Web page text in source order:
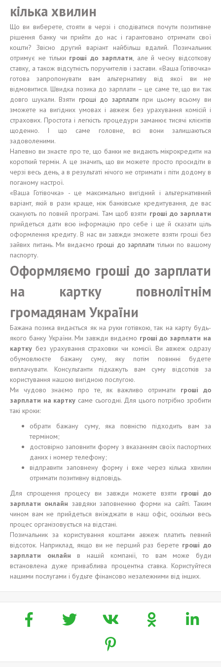
кілька хвилин
Що ви виберете, стояти в черзі і сподіватися почути позитивне
рішення банку чи прийти до нас і гарантовано отримати свої
кошти? Звісно другий варіант найбільш вдалий. Позичальник
отримує не тільки гроші до зарплати, але й чесну відсоткову
ставку, а також відсутність поручителів і застави. «Ваша Готівочка»
готова запропонувати вам альтернативу від якої ви не
відмовитися. Швидка позика до зарплати – це саме те, що ви так
довго шукали. Взяти гроші до зарплати при цьому всьому ви
зможете на вигідних умовах і авжеж без урахування комісій і
страхових. Простота і легкість процедури заманює тисячі клієнтів
щоденно. І що саме головне, всі вони залишаються
задоволеними.
Напевно ви знаєте про те, що банки не видають мікрокредити на
короткий термін. А це значить, що ви можете просто просидіти в
черзі весь день, а в результаті нічого не отримати і піти додому в
поганому настрої.
«Ваша Готівочка» - це максимально вигідний і альтернативний
варіант, якій в рази краще, ніж банківське кредитування, де вас
сканують по повній програмі. Там щоб взяти гроші до зарплати
прийдеться дати всю інформацію про себе і ще й сказати ціль
оформлення кредиту. В нас ви завжди зможете взяти гроші без
зайвих питань. Ми видаємогроші до зарплати тільки по вашому
паспорту.
Оформляємо гроші до зарплати
на картку повнолітнім
громадянам України
Бажана позика видається як на руки готівкою, так на карту будь-
якого банку України. Ми завжди видаємо гроші до зарплати на
картку без урахування страховки чи комісії. Ви авжеж одразу
обумовлюєте бажану суму, яку потім повинні будете
виплачувати. Консультанти підкажуть вам суму відсотків за
користування нашою вигідною послугою.
Ми чудово знаємо про те, як важливо отримати гроші до
зарплати на картку саме сьогодні. Для цього потрібно зробити
такі кроки:
обрати бажану суму, яка повністю підходить вам за
терміном;
достовірно заповнити форму з вказанням своїх паспортних
даних і номер телефону;
відправити заповнену форму і вже через кілька хвилин
отримати позитивну відповідь.
Для спрощення процесу ви завжди можете взяти гроші до
зарплати онлайн завдяки заповненню форми на сайті. Таким
чином вам не прийдеться виїжджати в наш офіс, оскільки весь
процес організовується на відстані.
Позичальник за користування коштами авжеж платить певний
відсоток. Наприклад, якщо ви не перший раз берете гроші до
зарплати онлайн в нашій компанії, то вам може буди
встановлена дуже приваблива процентна ставка. Користуйтеся
нашими послугами і будьте фінансово незалежними від інших.